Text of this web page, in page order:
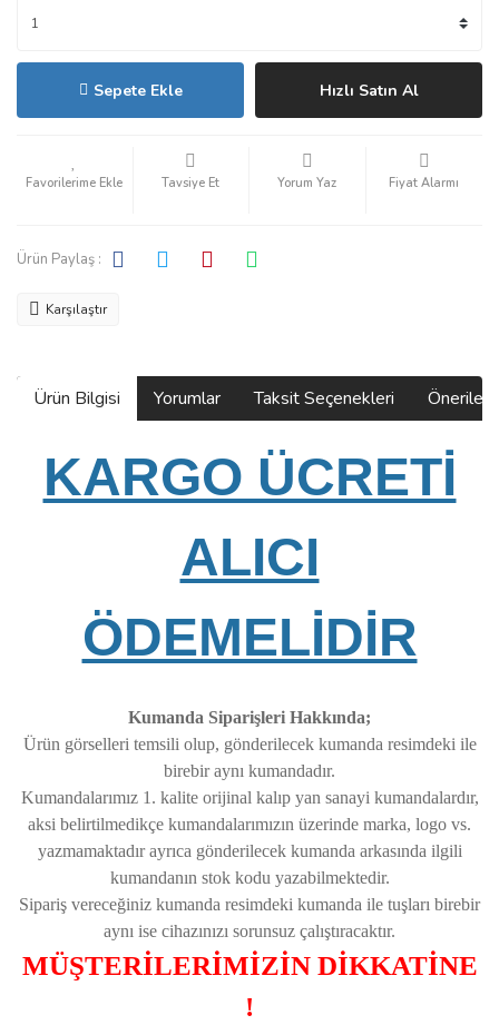
Sepete Ekle Hızlı Satın Al
Tavsiye Et Yorum Yaz Fiyat Alarmı
Ürün Paylaş :
Karşılaştır
Ürün Bilgisi Yorumlar Taksit Seçenekleri
KARGO ÜCRETİ
ALICI
ÖDEMELİDİR
Kumanda Siparişleri Hakkında;
Ürün görselleri temsili olup, gönderilecek kumanda resimdeki ile
birebir aynı kumandadır.
Kumandalarımız 1. kalite orijinal kalıp yan sanayi kumandalardır,
aksi belirtilmedikçe kumandalarımızın üzerinde marka, logo vs.
yazmamaktadır ayrıca gönderilecek kumanda arkasında ilgili
kumandanın stok kodu yazabilmektedir.
Sipariş vereceğiniz kumanda resimdeki kumanda ile tuşları birebir
aynı ise cihazınızı sorunsuz çalıştıracaktır.
MÜŞTERİLERİMİZİN DİKKATİNE
!